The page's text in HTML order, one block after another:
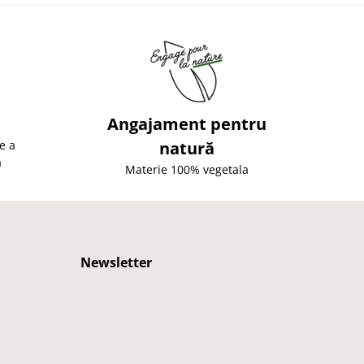
a
Angajament pentru
natură
Materie 100% vegetala
Newsletter